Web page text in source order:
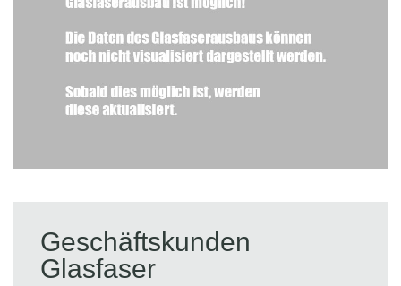
Geschäftskunden
Glasfaser